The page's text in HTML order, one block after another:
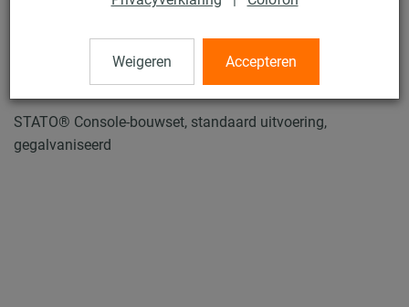
Weigeren Accepteren
STATO® consoles bouwset
STATO® Console-bouwset, standaard uitvoering,
gegalvaniseerd